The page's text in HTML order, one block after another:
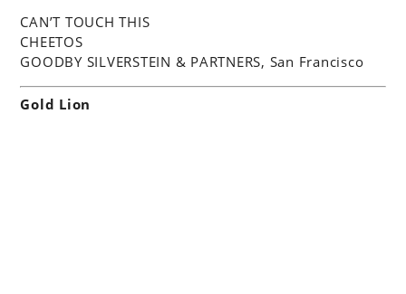
CAN’T TOUCH THIS
CHEETOS
GOODBY SILVERSTEIN & PARTNERS, San Francisco
Gold Lion